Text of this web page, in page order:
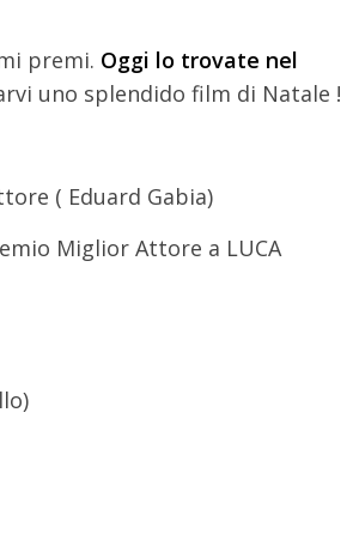
premi. Oggi lo trovate nel
uno splendido film di Natale !
( Eduard Gabia)
Miglior Attore a LUCA